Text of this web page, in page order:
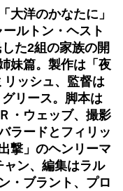
洋のかなたに」
ルトン・ヘスト
た2組の家族の開
妹篇。製作は「夜
ッシュ、監督は
グリース。脚本は
・ウェッブ、撮影
ラードとフィリッ
撃」のヘンリーマ
ャン、編集はラル
・ブラント、プロ